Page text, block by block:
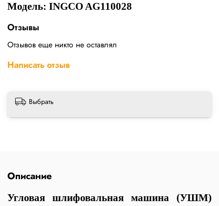
Модель: INGCO AG110028
Отзывы
Отзывов еще никто не оставлял
Написать отзыв
Выбрать
Описание
Угловая шлифовальная машина (УШМ)